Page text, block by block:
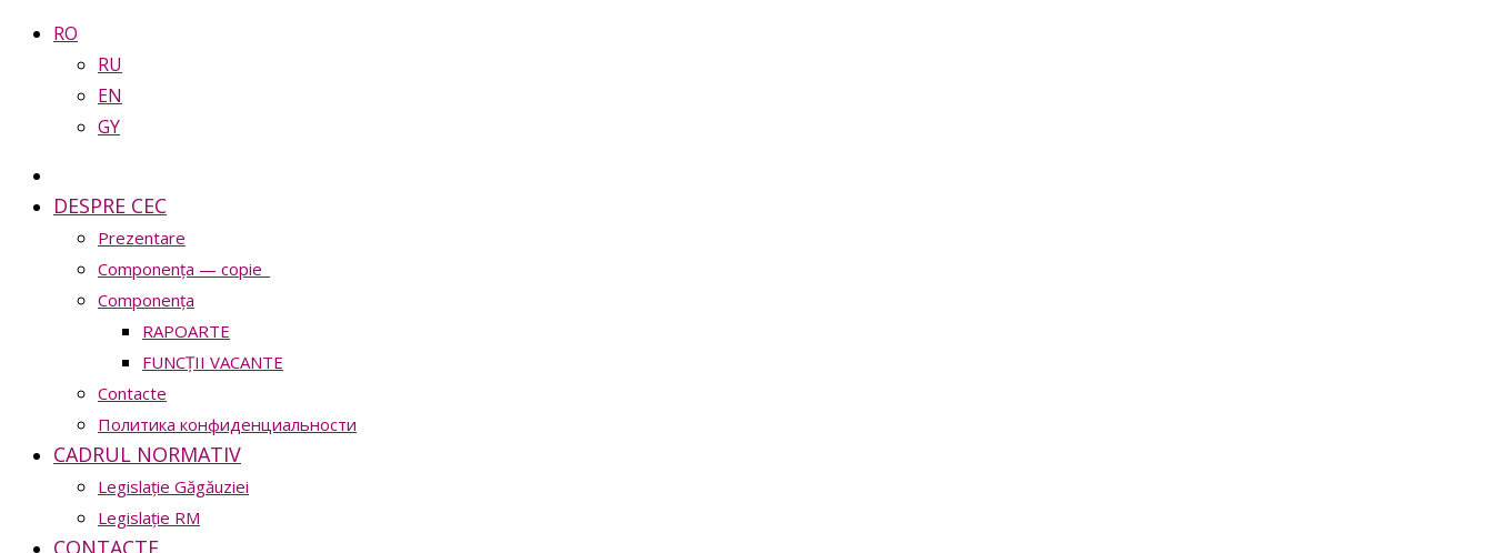
RO
RU
EN
GY
DESPRE CEC
Prezentare
Сomponența — copie_
Сomponența
RAPOARTE
FUNCȚII VACANTE
Contacte
Политика конфиденциальности
CADRUL NORMATIV
Legislație Găgăuziei
Legislație RM
CONTACTE